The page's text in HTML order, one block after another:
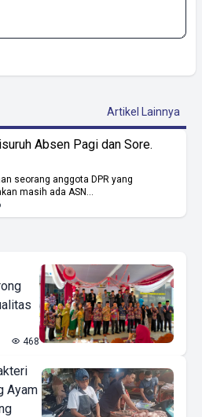
Artikel Lainnya
Absen Pagi dan Sore.
seorang anggota DPR yang
masih ada ASN...
468
Ayam